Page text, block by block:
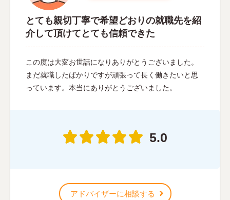
とても親切丁寧で希望どおりの就職先を紹
介して頂けてとても信頼できた
この度は大変お世話になりありがとうございました。
まだ就職したばかりですが頑張って長く働きたいと思
っています。本当にありがとうございました。
5.0
アドバイザーに相談する